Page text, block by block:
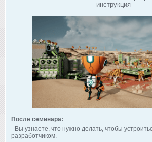
инструкция
После семинара:
- Вы узнаете, что нужно делать, чтобы
разработчиком.